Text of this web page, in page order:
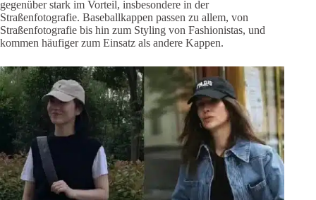
gegenüber stark im Vorteil, insbesondere in der
Straßenfotografie. Baseballkappen passen zu allem, von
Straßenfotografie bis hin zum Styling von Fashionistas, und
kommen häufiger zum Einsatz als andere Kappen.